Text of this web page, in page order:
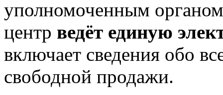
уполномоченным
центр ведёт единую
включает сведения обо
свободной продажи.